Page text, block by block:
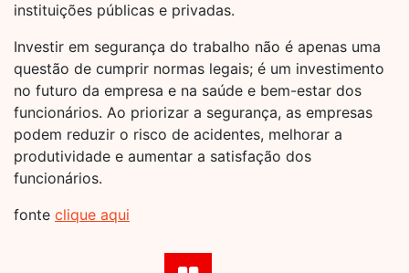
instituições públicas e privadas.
Investir em segurança do trabalho não é apenas uma
questão de cumprir normas legais; é um investimento
no futuro da empresa e na saúde e bem-estar dos
funcionários. Ao priorizar a segurança, as empresas
podem reduzir o risco de acidentes, melhorar a
produtividade e aumentar a satisfação dos
funcionários.
fonte clique aqui